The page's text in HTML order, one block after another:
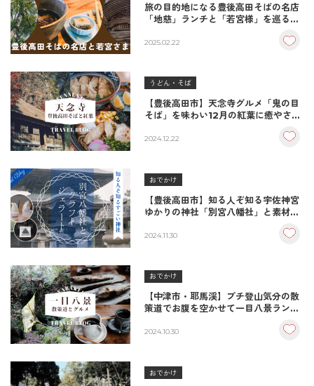
旅の目的地になる豊後高田そばの名店
「地慈」ランチと「若宮様」を巡る小
2025.02.22
うどん・そば
【豊後高田市】天念寺グルメ「鬼の目
そば」を味わい12月の紅葉に癒やされ
2024.12.22
おでかけ
【豊後高田市】知る人ぞ知る宇佐神宮
ゆかりの神社「別宮八幡社」と素材重
なカメラ旅
2024.11.30
おでかけ
【中津市・耶馬渓】プチ登山気分の散
策道でお腹を空かせて一目八景ランチ
2024.10.30
おでかけ